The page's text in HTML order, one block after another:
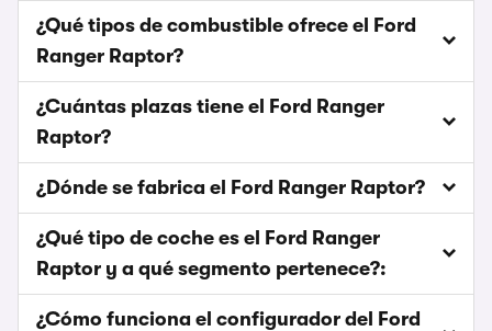
¿Qué tipos de combustible ofrece el Ford
Ranger Raptor?
¿Cuántas plazas tiene el Ford Ranger
Raptor?
¿Dónde se fabrica el Ford Ranger Raptor?
¿Qué tipo de coche es el Ford Ranger
Raptor y a qué segmento pertenece?:
¿Cómo funciona el configurador del Ford